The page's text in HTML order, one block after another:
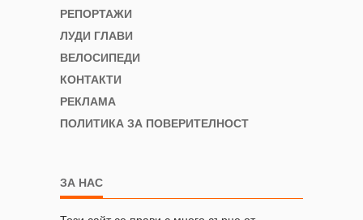
РЕПОРТАЖИ
ЛУДИ ГЛАВИ
ВЕЛОСИПЕДИ
КОНТАКТИ
РЕКЛАМА
ПОЛИТИКА ЗА ПОВЕРИТЕЛНОСТ
ЗА НАС